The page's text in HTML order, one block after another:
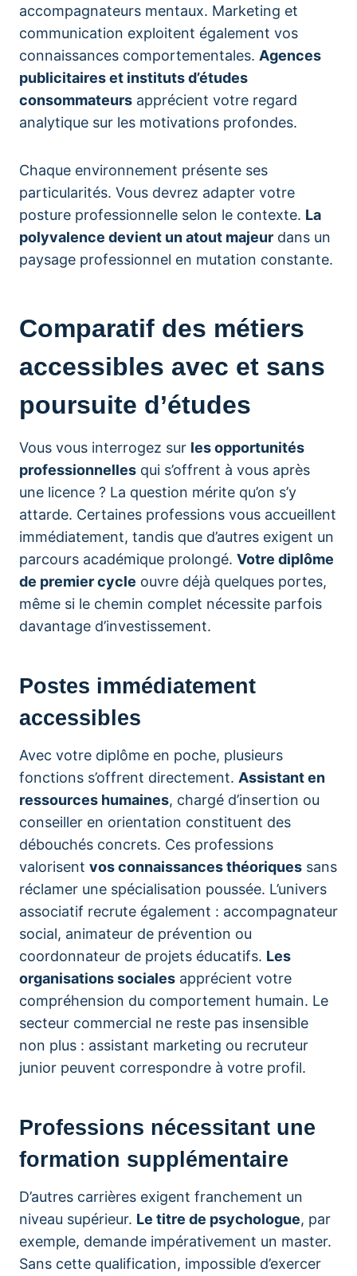
accompagnateurs mentaux. Marketing et
communication exploitent également vos
connaissances comportementales. Agences
publicitaires et instituts d’études
consommateurs apprécient votre regard
analytique sur les motivations profondes.
Chaque environnement présente ses
particularités. Vous devrez adapter votre
posture professionnelle selon le contexte. La
polyvalence devient un atout majeur dans un
paysage professionnel en mutation constante.
Comparatif des métiers
accessibles avec et sans
poursuite d’études
Vous vous interrogez sur les opportunités
professionnelles qui s’offrent à vous après
une licence ? La question mérite qu’on s’y
attarde. Certaines professions vous accueillent
immédiatement, tandis que d’autres exigent un
parcours académique prolongé. Votre diplôme
de premier cycle ouvre déjà quelques portes,
même si le chemin complet nécessite parfois
davantage d’investissement.
Postes immédiatement
accessibles
Avec votre diplôme en poche, plusieurs
fonctions s’offrent directement. Assistant en
ressources humaines, chargé d’insertion ou
conseiller en orientation constituent des
débouchés concrets. Ces professions
valorisent vos connaissances théoriques sans
réclamer une spécialisation poussée. L’univers
associatif recrute également : accompagnateur
social, animateur de prévention ou
coordonnateur de projets éducatifs. Les
organisations sociales apprécient votre
compréhension du comportement humain. Le
secteur commercial ne reste pas insensible
non plus : assistant marketing ou recruteur
junior peuvent correspondre à votre profil.
Professions nécessitant une
formation supplémentaire
D’autres carrières exigent franchement un
niveau supérieur. Le titre de psychologue, par
exemple, demande impérativement un master.
Sans cette qualification, impossible d’exercer